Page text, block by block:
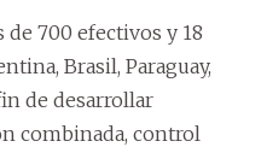
de 700 efectivos y 18
Brasil, Paraguay,
de desarrollar
combinada, control